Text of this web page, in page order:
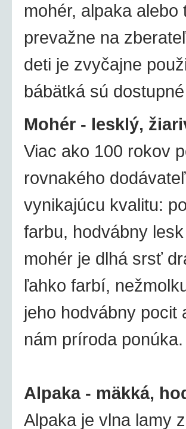
mohér, alpaka
prevažne na
deti je zvyčajne
bábätká sú
Mohér - lesklý,
Viac ako 100 rokov
rovnakého
vynikajúcu kvalitu:
farbu, hodvábny
mohér je dlhá srsť
ľahko farbí,
jeho hodvábny pocit
nám príroda
Alpaka - mäkká,
Alpaka je vlna lamy